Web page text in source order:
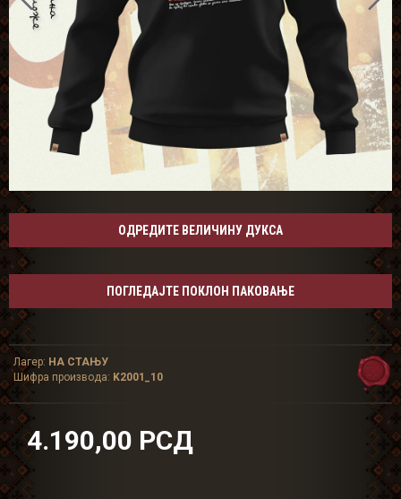
ОДРЕДИТЕ ВЕЛИЧИНУ ДУКСА
ПОГЛЕДАЈТЕ ПОКЛОН ПАКОВАЊЕ
4.190,00 РСД
Лагер: НА СТАЊУ
Шифра производа: K2001_10